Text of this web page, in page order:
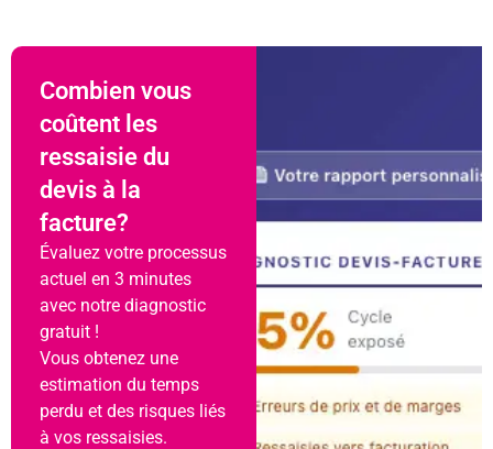
Combien vous
coûtent les
ressaisie du
devis à la
facture?
Évaluez votre processus
actuel en 3 minutes
avec notre diagnostic
gratuit !
Vous obtenez une
estimation du temps
perdu et des risques liés
à vos ressaisies.